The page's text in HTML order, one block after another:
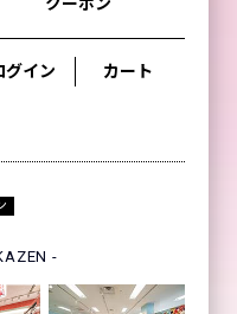
グイン カート
-